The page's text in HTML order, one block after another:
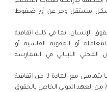
بشكل مستقل وحر عن أي ضغوط
الإنسان، بما في ذلك اتفاقية
أو العقوبة القاسية أو
المحلي اللبناني في الممارسة
• تدوين مبدأ عدم الإعادة القسرية بما يتماشى مع المادة 3 من اتفاقية
الأمم المتحدة لقمع الإرهاب والمادة 7 من العهد الدولي الخاص بالحقوق